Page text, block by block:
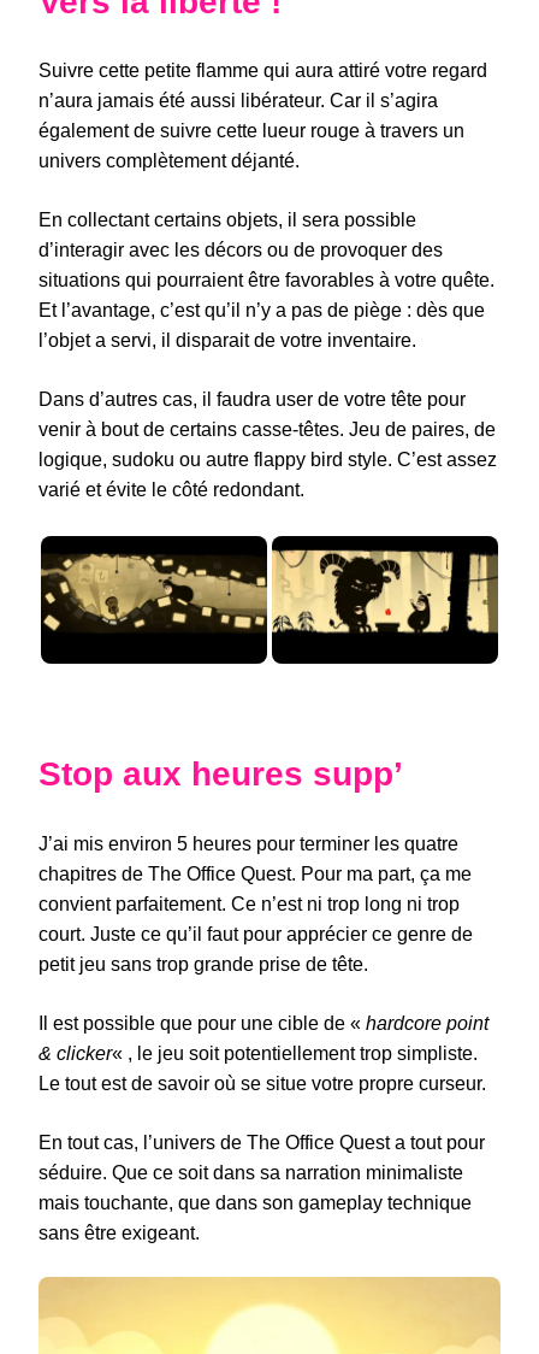
Suivre cette petite flamme qui aura attiré votre regard
n’aura jamais été aussi libérateur. Car il s’agira
également de suivre cette lueur rouge à travers un
univers complètement déjanté.
En collectant certains objets, il sera possible
d’interagir avec les décors ou de provoquer des
situations qui pourraient être favorables à votre quête.
Et l’avantage, c’est qu’il n’y a pas de piège : dès que
l’objet a servi, il disparait de votre inventaire.
Dans d’autres cas, il faudra user de votre tête pour
venir à bout de certains casse-têtes. Jeu de paires, de
logique, sudoku ou autre flappy bird style. C’est assez
varié et évite le côté redondant.
Stop aux heures supp’
J’ai mis environ 5 heures pour terminer les quatre
chapitres de The Office Quest. Pour ma part, ça me
convient parfaitement. Ce n’est ni trop long ni trop
court. Juste ce qu’il faut pour apprécier ce genre de
petit jeu sans trop grande prise de tête.
Il est possible que pour une cible de « hardcore point
& clicker« , le jeu soit potentiellement trop simpliste.
Le tout est de savoir où se situe votre propre curseur.
En tout cas, l’univers de The Office Quest a tout pour
séduire. Que ce soit dans sa narration minimaliste
mais touchante, que dans son gameplay technique
sans être exigeant.